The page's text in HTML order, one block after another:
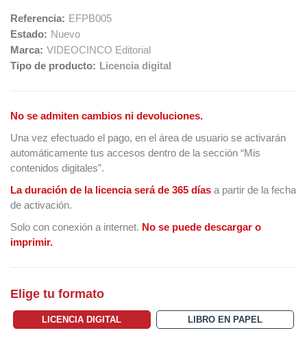
Referencia: EFPB005
Estado: Nuevo
Marca: VIDEOCINCO Editorial
Tipo de producto: Licencia digital
No se admiten cambios ni devoluciones.
Una vez efectuado el pago, en el área de usuario se activarán
automáticamente tus accesos dentro de la sección “Mis
contenidos digitales”.
La duración de la licencia será de 365 días a partir de la fecha
de activación.
Solo con conexión a internet. No se puede descargar o
imprimir.
Elige tu formato
LICENCIA DIGITAL LIBRO EN PAPEL